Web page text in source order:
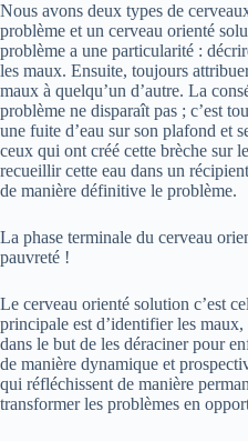
Nous avons deux types de
problème et un cerveau orienté
problème a une particularité :
les maux. Ensuite, toujours
maux à quelqu’un d’autre. La
problème ne disparaît pas ; c’est
une fuite d’eau sur son plafond et
ceux qui ont créé cette brèche sur
recueillir cette eau dans un
de manière définitive le problème.
La phase terminale du cerveau
pauvreté !
Le cerveau orienté solution c’est
principale est d’identifier les maux,
dans le but de les déraciner pour
de manière dynamique et
qui réfléchissent de manière
transformer les problèmes en